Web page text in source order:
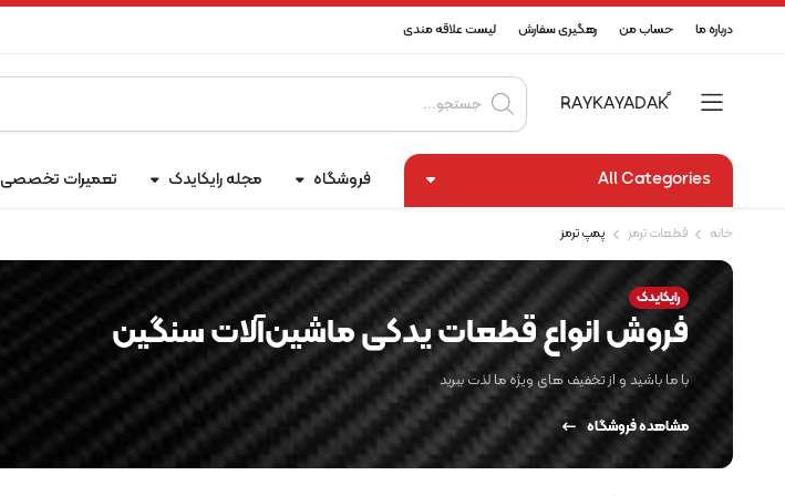
درباره ما حساب من رهگیری سفارش لیست علاقه مندی
Products
search
All Categories فروشگاه مجله رایکایدک تعمیرات تخصصی
خانه قطعات ترمز پمپ ترمز
رایکایدک
فروش انواع قطعات یدکی ماشین‌آلات سنگین
با ما باشید و از تخفیف های ویژه ما لذت ببرید
مشاهده فروشگاه